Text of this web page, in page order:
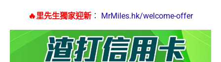
🔥里先生獨家迎新 ： MrMiles.hk/welcome-offer